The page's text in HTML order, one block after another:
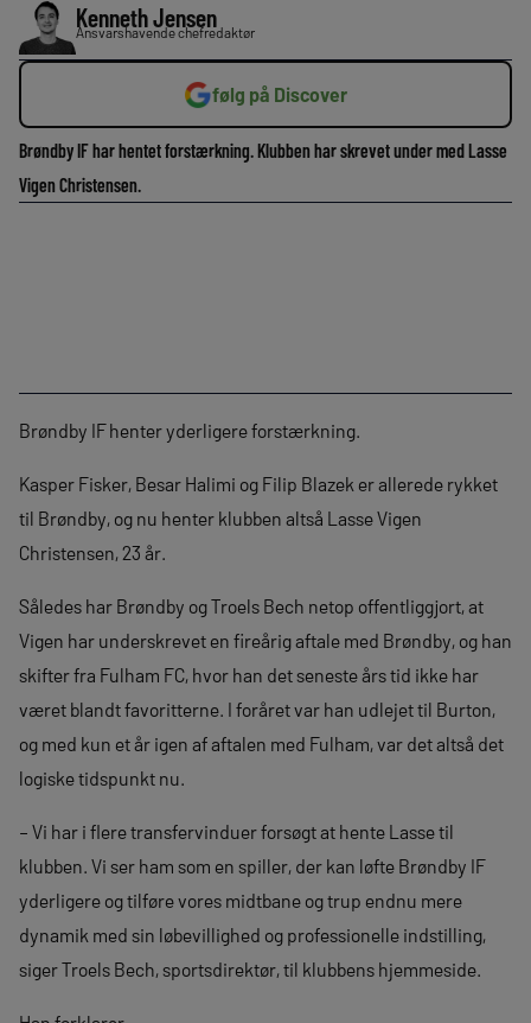
Kenneth Jensen
Ansvarshavende chefredaktør
følg på Discover
Brøndby IF har hentet forstærkning. Klubben har skrevet under med Lasse
Vigen Christensen.
Brøndby IF henter yderligere forstærkning.
Kasper Fisker, Besar Halimi og Filip Blazek er allerede rykket
til Brøndby, og nu henter klubben altså Lasse Vigen
Christensen, 23 år.
Således har Brøndby og Troels Bech netop offentliggjort, at
Vigen har underskrevet en fireårig aftale med Brøndby, og han
skifter fra Fulham FC, hvor han det seneste års tid ikke har
været blandt favoritterne. I foråret var han udlejet til Burton,
og med kun et år igen af aftalen med Fulham, var det altså det
logiske tidspunkt nu.
– Vi har i flere transfervinduer forsøgt at hente Lasse til
klubben. Vi ser ham som en spiller, der kan løfte Brøndby IF
yderligere og tilføre vores midtbane og trup endnu mere
dynamik med sin løbevillighed og professionelle indstilling,
siger Troels Bech, sportsdirektør, til klubbens hjemmeside.